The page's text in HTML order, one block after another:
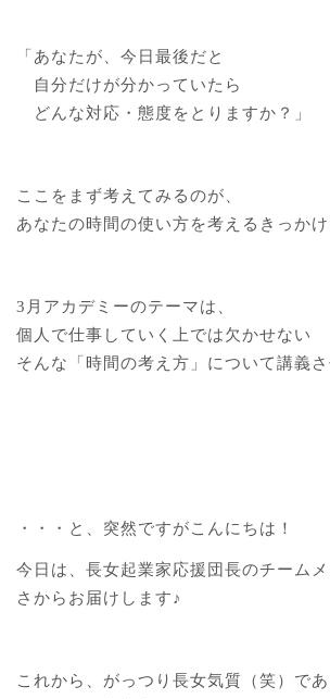
「あなたが、今日最後だと
自分だけが分かっていたら
どんな対応・態度をとりますか？」
ここをまず考えてみるのが、
あなたの時間の使い方を考えるきっかけ
3月アカデミーのテーマは、
個人で仕事していく上では欠かせない
そんな「時間の考え方」について講義さ
・・・と、突然ですがこんにちは！
今日は、長女起業家応援団長のチーム
さからお届けします♪
これから、がっつり長女気質（笑）であ